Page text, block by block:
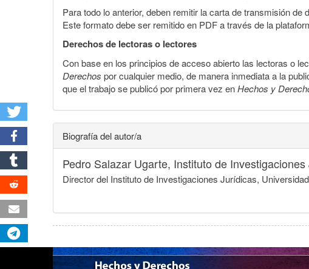
Para todo lo anterior, deben remitir la carta de transmisión
Este formato debe ser remitido en PDF a través de la
Derechos de lectoras o lectores
Con base en los principios de acceso abierto las lectoras o
Derechos por cualquier medio, de manera inmediata a la
que el trabajo se publicó por primera vez enHechos y
Biografía del autor/a
Pedro Salazar Ugarte, Instituto de
Director del Instituto de Investigaciones Jurídicas,